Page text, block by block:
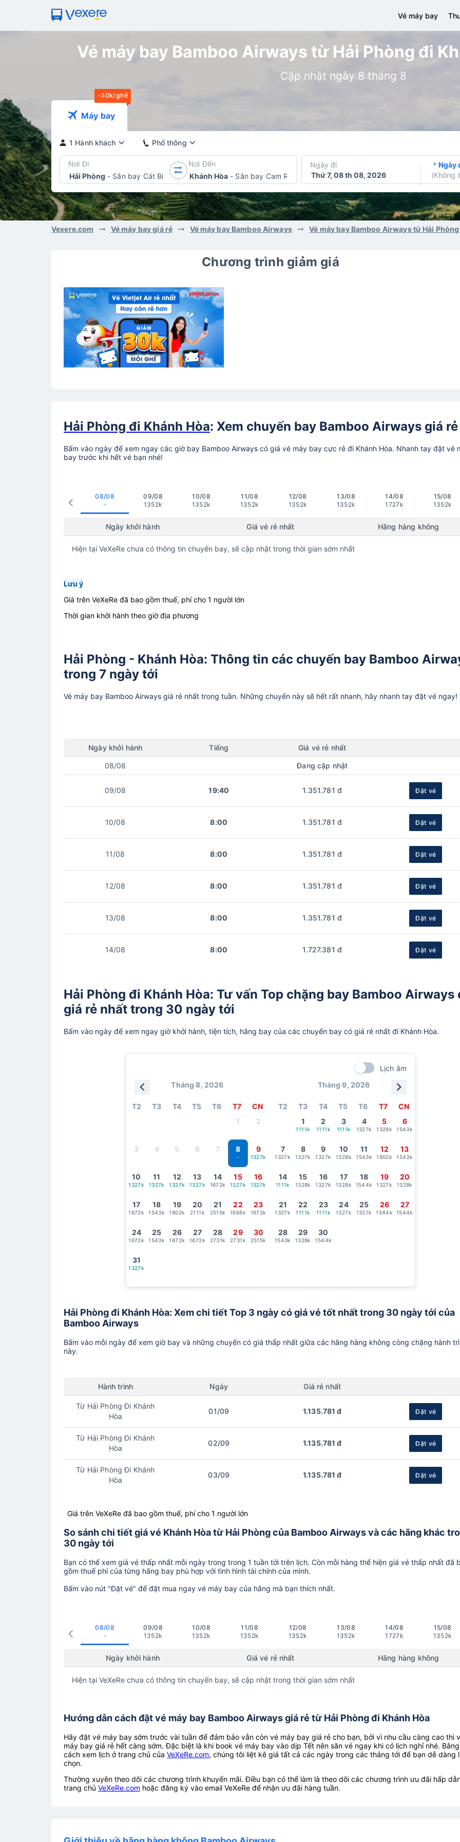
Vé máy bay
Vé máy bay Bamboo Airways từ Hải Phòng đi
Cập nhật ngày 8 tháng 8
-30k/ghế
Máy bay
1 Hành khách Phổ thông
Nơi Đi
Hải Phòng - Sân bay Cát Bi
Nơi Đến
Khánh Hòa - Sân bay Cam Ranh
Ngày đi
Thứ 7, 08 th 08, 2026
Ngày
(Không
Vexere.com Vé máy bay giá rẻ Vé máy bay Bamboo Airways Vé máy bay Bamboo Airways từ Hải
Chương trình giảm giá
Hải Phòng đi Khánh Hòa: Xem chuyến bay Bamboo Airways giá rẻ
Bấm vào ngày để xem ngay các giờ bay Bamboo Airways có giá vé máy bay cực rẻ đi Khánh Hòa. Nhanh tay đặt vé
bay trước khi hết vé bạn nhé!
08/08
-
09/08
1352k
10/08
1352k
11/08
1352k
12/08
1352k
13/08
1352k
14/08
1727k
15/08
1352k
Ngày khởi hành Giá vé rẻ nhất Hãng hàng không
Hiện tại VeXeRe chưa có thông tin chuyến bay, sẽ cập nhật trong thời gian sớm nhất
Lưu ý
Giá trên VeXeRe đã bao gồm thuế, phí cho 1 người lớn
Thời gian khởi hành theo giờ địa phương
Hải Phòng - Khánh Hòa: Thông tin các chuyến bay Bamboo
trong 7 ngày tới
Vé máy bay Bamboo Airways giá rẻ nhất trong tuần. Những chuyến này sẽ hết rất nhanh, hãy nhanh tay đặt vé ngay!
Ngày khởi hành Tiếng Giá vé rẻ nhất
08/08 Đang cập nhật
09/08 19:40 1.351.781 đ Đặt vé
10/08 8:00 1.351.781 đ Đặt vé
11/08 8:00 1.351.781 đ Đặt vé
12/08 8:00 1.351.781 đ Đặt vé
13/08 8:00 1.351.781 đ Đặt vé
14/08 8:00 1.727.381 đ Đặt vé
Hải Phòng đi Khánh Hòa: Tư vấn Top chặng bay Bamboo Airways
giá rẻ nhất trong 30 ngày tới
Bấm vào ngày để xem ngay giờ khởi hành, tiện tích, hãng bay của các chuyến bay có giá rẻ nhất đi Khánh Hòa.
Lịch âm
Tháng 8, 2026
T2 T3 T4 T5 T6 T7
CN
1
2
3 4 5 6 7 8
-
9
1327k
10
1327k
11
1327k
12
1327k
13
1327k
14
1672k
15
1327k
16
1327k
17
1672k
18
1543k
19
1802k
20
2111k
21
2515k
22
1668k
23
1672k
24
1672k
25
1543k
26
1672k
27
1672k
28
2731k
29
2731k
30
2515k
31
1327k
Tháng 9, 2026
T2 T3 T4 T5 T6 T7
CN
1
1111k
2
1111k
3
1111k
4
1327k
5
1328k
6
1543k
7
1327k
8
1327k
9
1327k
10
1328k
11
1543k
12
1802k
13
1543k
14
1111k
15
1328k
16
1327k
17
1328k
18
1544k
19
1327k
20
1328k
21
1327k
22
1111k
23
1111k
24
1327k
25
1327k
26
1544k
27
1544k
28
1543k
29
1328k
30
1544k
Hải Phòng đi Khánh Hòa: Xem chi tiết Top 3 ngày có giá vé tốt nhất trong 30 ngày tới của
Bamboo Airways
Bấm vào mỗi ngày để xem giờ bay và những chuyến có giá thấp nhất giữa các hãng hàng không còng chặng hành
này.
Hành trình Ngày Giá rẻ nhất
Từ Hải Phòng Đi Khánh
Hòa
01/09 1.135.781 đ Đặt vé
Từ Hải Phòng Đi Khánh
Hòa
02/09 1.135.781 đ Đặt vé
Từ Hải Phòng Đi Khánh
Hòa
03/09 1.135.781 đ Đặt vé
Giá trên VeXeRe đã bao gồm thuế, phí cho 1 người lớn
So sánh chi tiết giá vé Khánh Hòa từ Hải Phòng của Bamboo Airways và các hãng khác
30 ngày tới
Bạn có thể xem giá vé thấp nhất mỗi ngày trong trong 1 tuần tới trên lịch. Còn mỗi hàng thể hiện giá vé thấp nhất đã
gồm thuế phí của từng hãng bay phù hợp với tình hình tài chính của mình.
Bấm vào nút "Đặt vé" để đặt mua ngay vé máy bay của hãng mà bạn thích nhất.
08/08
-
09/08
1352k
10/08
1352k
11/08
1352k
12/08
1352k
13/08
1352k
14/08
1727k
15/08
1352k
Ngày khởi hành Giá vé rẻ nhất Hãng hàng không
Hiện tại VeXeRe chưa có thông tin chuyến bay, sẽ cập nhật trong thời gian sớm nhất
Hướng dẫn cách đặt vé máy bay Bamboo Airways giá rẻ từ Hải Phòng đi Khánh Hòa
Hãy đặt vé máy bay sớm trước vài tuần để đảm bảo vẫn còn vé máy bay giá rẻ cho bạn, bởi vì nhu cầu càng cao thì
máy bay giá rẻ hết càng sớm. Đặc biệt là khi book vé máy bay vào dịp Tết nên săn vé ngay khi có lịch nghỉ nhé. Bằng
cách xem lịch ở trang chủ của VeXeRe.com, chúng tôi liệt kê giá tất cả các ngày trong các tháng tới để bạn dễ dàng
chọn.
Thường xuyên theo dõi các chương trình khuyến mãi. Điều bạn có thể làm là theo dõi các chương trình ưu đãi hấp
trang chủ VeXeRe.com hoặc đăng ký vào email VeXeRe để nhận ưu đãi hàng tuần.